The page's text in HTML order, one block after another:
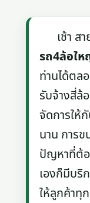
เช้า สา
รถ4ล้อใ
ท่านได้ตล
รับจ้างสี่ล้
จัดการให้
นาน การ
ปัญหาที่ต้อ
เองก็มีบริ
ให้ลูกค้าทุ